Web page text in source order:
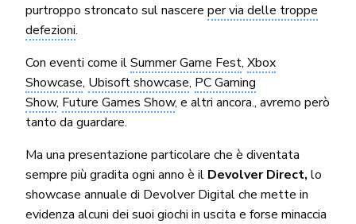
purtroppo stroncato sul nascereper via delle troppe
defezioni.
Con eventi come ilSummer Game Fest,Xbox
Showcase, Ubisoft showcase, PC Gaming
Show, Future Games Show, e altri ancora., avremo però
tanto da guardare.
Ma una presentazione particolare che è diventata
sempre più gradita ogni anno è il Devolver Direct, lo
showcase annuale di Devolver Digital che mette in
evidenza alcuni dei suoi giochi in uscita e forse minaccia